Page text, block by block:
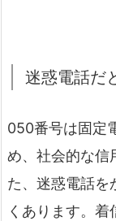
迷惑電話だ
050番号は固定
め、社会的な信
た、迷惑電話を
くあります。